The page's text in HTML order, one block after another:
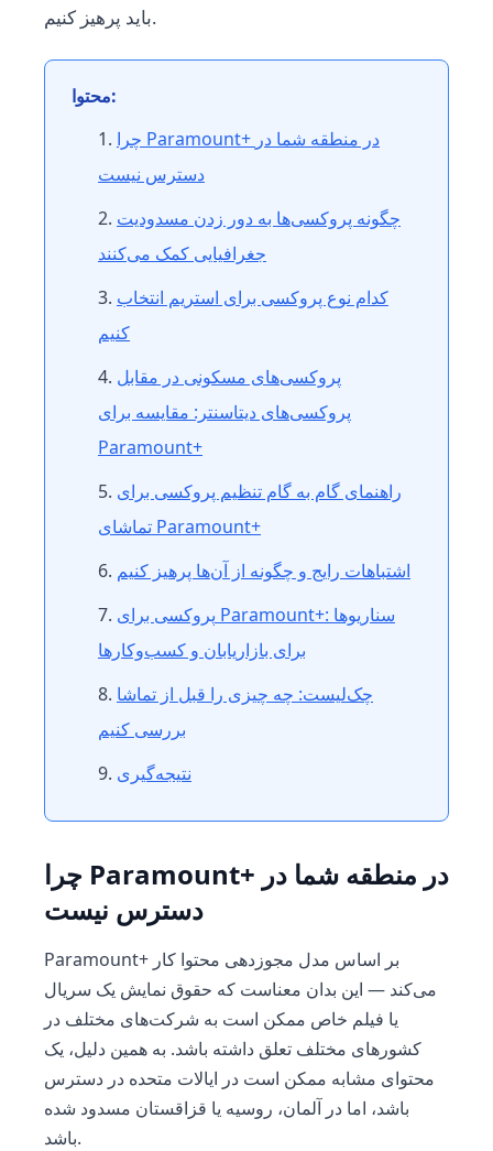
باید پرهیز کنیم.
محتوا:
چرا Paramount+ در منطقه شما در
دسترس نیست
چگونه پروکسی‌ها به دور زدن مسدودیت
جغرافیایی کمک می‌کنند
کدام نوع پروکسی برای استریم انتخاب
کنیم
پروکسی‌های مسکونی در مقابل
پروکسی‌های دیتاسنتر: مقایسه برای
Paramount+
راهنمای گام به گام تنظیم پروکسی برای
تماشای Paramount+
اشتباهات رایج و چگونه از آن‌ها پرهیز کنیم
پروکسی برای Paramount+: سناریوها
برای بازاریابان و کسب‌وکارها
چک‌لیست: چه چیزی را قبل از تماشا
بررسی کنیم
نتیجه‌گیری
چرا Paramount+ در منطقه شما در
دسترس نیست
Paramount+ بر اساس مدل مجوزدهی محتوا کار
می‌کند — این بدان معناست که حقوق نمایش یک سریال
یا فیلم خاص ممکن است به شرکت‌های مختلف در
کشورهای مختلف تعلق داشته باشد. به همین دلیل، یک
محتوای مشابه ممکن است در ایالات متحده در دسترس
باشد، اما در آلمان، روسیه یا قزاقستان مسدود شده
باشد.